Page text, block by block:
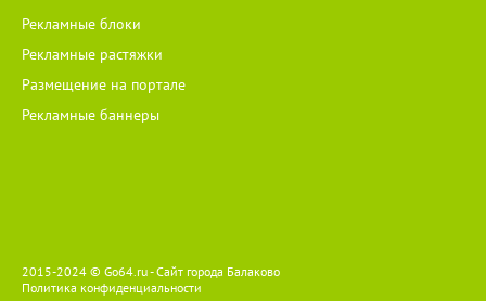
Рекламные блоки
Рекламные растяжки
Размещение на портале
Рекламные баннеры
2015-2024 © Go64.ru - Сайт города Балаково
Политика конфиденциальности